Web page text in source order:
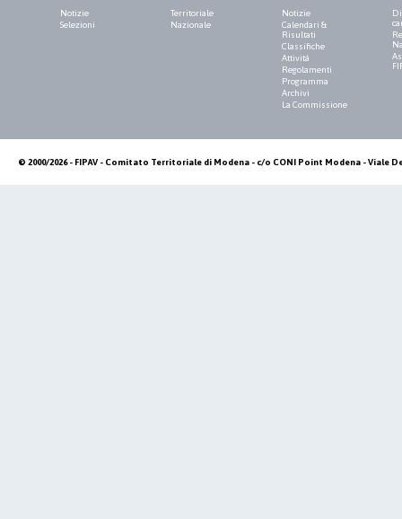
Notizie
Selezioni
Territoriale
Nazionale
Notizie
Calendari &
Risultati
Classifiche
Attività
Regolamenti
Programma
Archivi
La Commissione
© 2000/2026 - FIPAV - Comitato Territoriale di Modena - c/o CONI Point Modena - Viale